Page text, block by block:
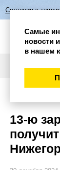
в
13-ю
Самые
новости
в нашем